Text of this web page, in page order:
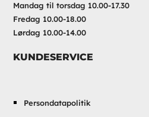
Mandag til torsdag 10.00-17.30
Fredag 10.00-18.00
Lørdag 10.00-14.00
KUNDESERVICE
Persondatapolitik